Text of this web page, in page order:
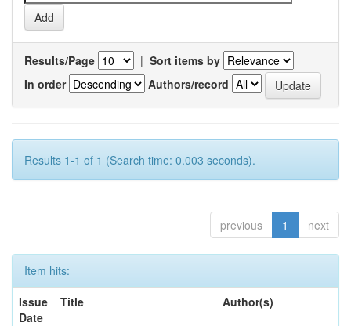
Results/Page | Sort items by
In order
Authors/record
Results 1-1 of 1 (Search time: 0.003 seconds).
previous 1 next
Item hits:
Issue
Date
Title Author(s)